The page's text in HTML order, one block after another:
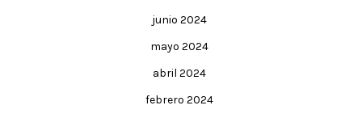
junio 2024
mayo 2024
abril 2024
febrero 2024